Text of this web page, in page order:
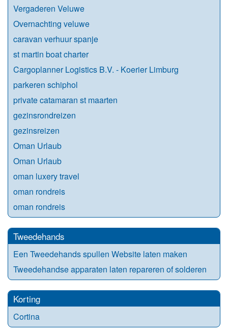
Vergaderen Veluwe
Overnachting veluwe
caravan verhuur spanje
st martin boat charter
Cargoplanner Logistics B.V. - Koerier Limburg
parkeren schiphol
private catamaran st maarten
gezinsrondreizen
gezinsreizen
Oman Urlaub
Oman Urlaub
oman luxery travel
oman rondreis
oman rondreis
Tweedehands
Een Tweedehands spullen Website laten maken
Tweedehandse apparaten laten repareren of solderen
Korting
Cortina